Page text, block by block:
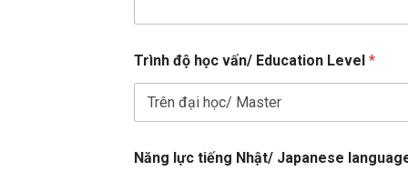
d
a
t
s
Trình độ học vấn/ Education Level *
ử
e
Năng lực tiếng Nhật/ Japanese